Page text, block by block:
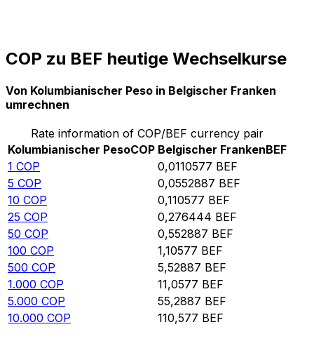
COP zu BEF heutige Wechselkurse
Von Kolumbianischer Peso in Belgischer Franken
umrechnen
Rate information of COP/BEF currency pair
Kolumbianischer PesoCOP Belgischer FrankenBEF
1 COP 0,0110577 BEF
5 COP 0,0552887 BEF
10 COP 0,110577 BEF
25 COP 0,276444 BEF
50 COP 0,552887 BEF
100 COP 1,10577 BEF
500 COP 5,52887 BEF
1.000 COP 11,0577 BEF
5.000 COP 55,2887 BEF
10.000 COP 110,577 BEF